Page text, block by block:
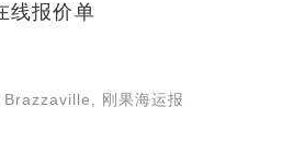
线报价单
Brazzaville, 刚果海运报